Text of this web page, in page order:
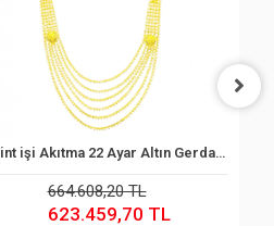
Sepete Ekle
Hint işi 14 Ayar Altın Gerdanlık
399.082,12 TL
351.647,89 TL